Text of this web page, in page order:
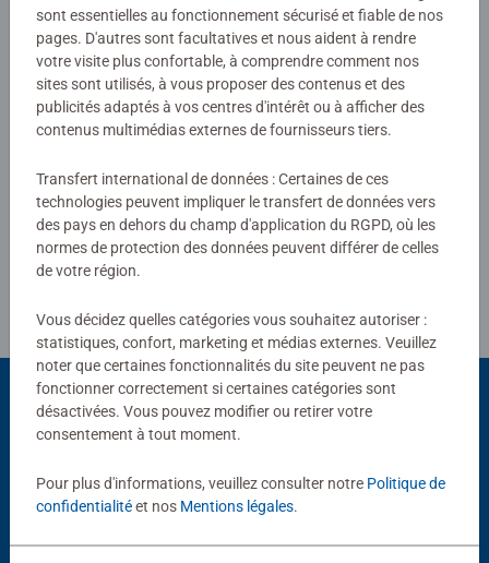
une expérience de puzzle inoubliable. Du débutant au
plus expérimenté : chaque amateur de puzzles trouvera
son puzzle parfait !
soumise
0/0
Rédiger une évaluation
Consignes d'évaluation
Choix populaires
D'autres personnes aiment aussi
sont essentielles au fonctionnement sécurisé et fiable de nos
pages. D'autres sont facultatives et nous aident à rendre
votre visite plus confortable, à comprendre comment nos
sites sont utilisés, à vous proposer des contenus et des
publicités adaptés à vos centres d'intérêt ou à afficher des
contenus multimédias externes de fournisseurs tiers.
Transfert international de données : Certaines de ces
technologies peuvent impliquer le transfert de données vers
des pays en dehors du champ d'application du RGPD, où les
normes de protection des données peuvent différer de celles
de votre région.
Vous décidez quelles catégories vous souhaitez autoriser :
statistiques, confort, marketing et médias externes. Veuillez
noter que certaines fonctionnalités du site peuvent ne pas
fonctionner correctement si certaines catégories sont
désactivées. Vous pouvez modifier ou retirer votre
consentement à tout moment.
Pour plus d'informations, veuillez consulter notre Politique de
confidentialitéet nos Mentions légales.